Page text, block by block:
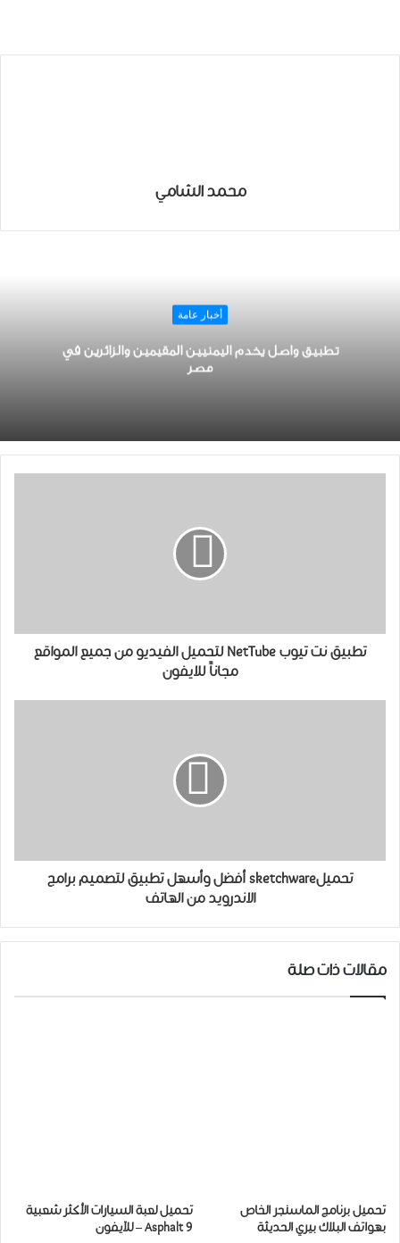
محمد الشامي
أخبار عامة
تطبيق واصل يخدم اليمنيين المقيمين والزائرين في
مصر
تطبيق نت تيوب NetTube لتحميل الفيديو من جميع المواقع
مجاناً للايفون
تحميلsketchware أفضل وأسهل تطبيق لتصميم برامج
الاندرويد من الهاتف
مقالات ذات صلة
تحميل برنامج الماسنجر الخاص
بهواتف البلاك بيري الحديثة
تحميل لعبة السيارات الأكثر شعبية
Asphalt 9 – للآيفون